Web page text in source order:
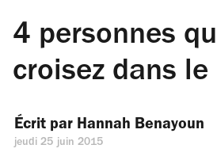
4 personnes
croisez dans
Écrit par Hannah Benayoun
jeudi 25 juin 2015